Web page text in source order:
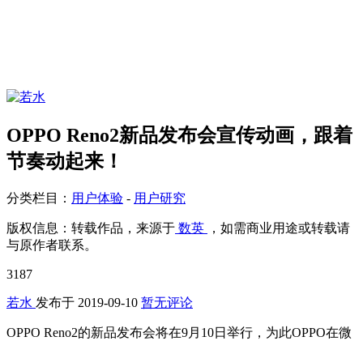
OPPO Reno2新品发布会宣传动画，跟着
节奏动起来！
分类栏目： 用户体验 - 用户研究
版权信息： 转载作品，来源于 数英
，如需商业用途或转载请
与原作者联系。
3187
若水 发布于 2019-09-10 暂无评论
OPPO Reno2的新品发布会将在9月10日举行，为此OPPO在微